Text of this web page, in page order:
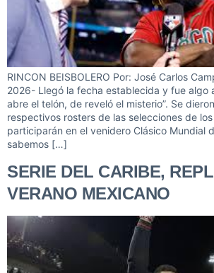
RINCON BEISBOLERO Por: José Carlos
2026- Llegó la fecha establecida y fue algo
abre el telón, de reveló el misterio”. Se
respectivos rosters de las selecciones de
participarán en el venidero Clásico Mundial
sabemos […]
SERIE DEL CARIBE,
VERANO MEXICANO